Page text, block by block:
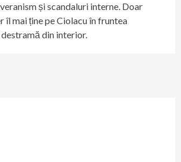
și scandaluri interne. Doar
îl mai ține pe Ciolacu în fruntea
din interior.